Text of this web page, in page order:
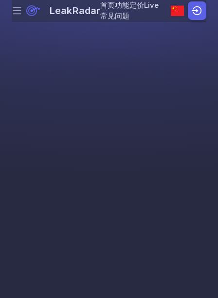
Skip to content
Menu LeakRadar首页功能定价Live
常见问题